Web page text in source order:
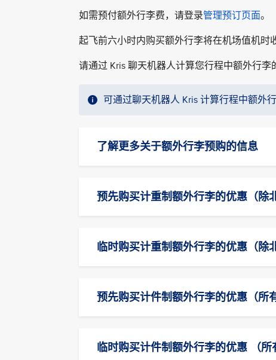
如需预付额外行李费，请登录管理预订页面。
起飞前六小时内购买额外行李将在机场值机时
请通过 Kris 聊天机器人计算您行程中额外行李
可通过聊天机器人 Kris 计算行程中额外
了解更多关于额外行李预购的信息
预先购买计重制额外行李的优惠（除
临时购买计重制额外行李的优惠（除
预先购买计件制额外行李的优惠（所
临时购买计件制额外行李的优惠 （所